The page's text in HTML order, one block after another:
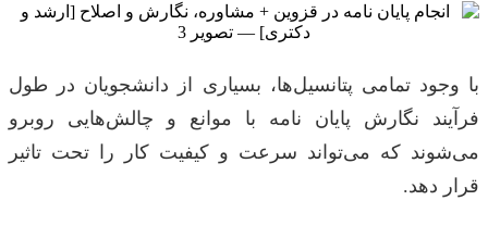
با وجود تمامی پتانسیل‌ها، بسیاری از دانشجویان در طول
فرآیند نگارش پایان نامه با موانع و چالش‌هایی روبرو
می‌شوند که می‌تواند سرعت و کیفیت کار را تحت تاثیر
قرار دهد.